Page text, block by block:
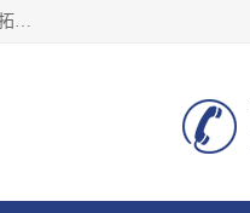
新乡市鑫豫游乐设备有限公司成立于2018年，注册地位于河南省。经营范围包括游乐设备、滑索、滑道、空中自行车、吊桥、拓展器材、攀岩器材、趣桥、悬崖秋千、网红桥、儿童乐园设备、水上乐园设备、丛林穿越设备、音乐呐喊设备、轨道滑车、栈道、玻璃滑道、观景平台、景观包装的设计、制造、销售、安装、维修，景区策划服务。